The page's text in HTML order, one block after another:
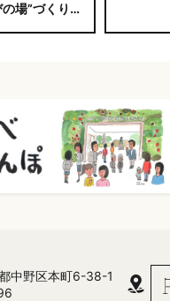
が登壇します！！
中野区本町6-38-1